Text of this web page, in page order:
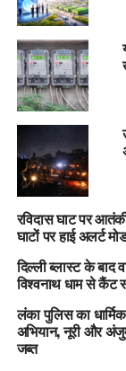
रविदास घाट पर
घाटों पर हाई अलर्ट
दिल्ली ब्लास्ट के बाद
विश्वनाथ धाम से कैंट
लंका पुलिस का
अभियान, नूरी और
जब्त